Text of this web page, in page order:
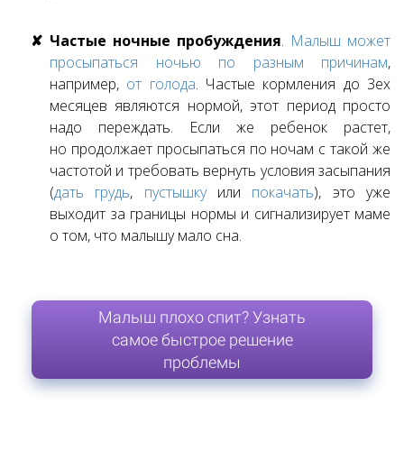
Частые ночные пробуждения. Малыш может
просыпаться ночью по разным причинам,
например, от голода. Частые кормления до 3ех
месяцев являются нормой, этот период просто
надо переждать. Если же ребенок растет,
но продолжает просыпаться по ночам с такой же
частотой и требовать вернуть условия засыпания
(дать грудь, пустышкуили покачать), это уже
выходит за границы нормы и сигнализирует маме
о том, что малышу мало сна.
Малыш плохо спит? Узнать
самое быстрое решение
проблемы